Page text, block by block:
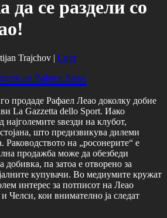
се раздели со
Trajchov | Свет
продаде Рафаел Леао доколку добие
La Gazzetta dello Sport. Иако
најголемите ѕвезди на клубот,
што предизвикува дилеми
Раководството на „росонерите“ е
продажба може да обезбеди
добивка, па затоа е отворено за
купувачи. Во медиумите кружат
интерес за потписот на Леао
Челси, кои внимателно ја следат